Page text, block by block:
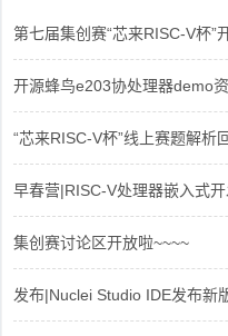
第七届集创赛“芯来RISC-V杯”
开源蜂鸟e203协处理器demo
“芯来RISC-V杯”线上赛题解析
早春营|RISC-V处理器嵌入式开
集创赛讨论区开放啦~~~~
发布|Nuclei Studio IDE发布新